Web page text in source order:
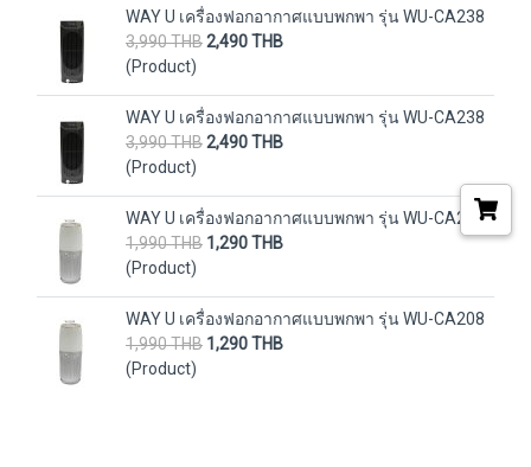
WAY U เครื่องฟอกอากาศแบบพกพา รุ่น WU-CA238
3,990 THB2,490 THB
(Product)
WAY U เครื่องฟอกอากาศแบบพกพา รุ่น WU-CA238
3,990 THB2,490 THB
(Product)
WAY U เครื่องฟอกอากาศแบบพกพา รุ่น WU-CA208
1,990 THB 1,290 THB
(Product)
WAY U เครื่องฟอกอากาศแบบพกพา รุ่น WU-CA208
1,990 THB 1,290 THB
(Product)